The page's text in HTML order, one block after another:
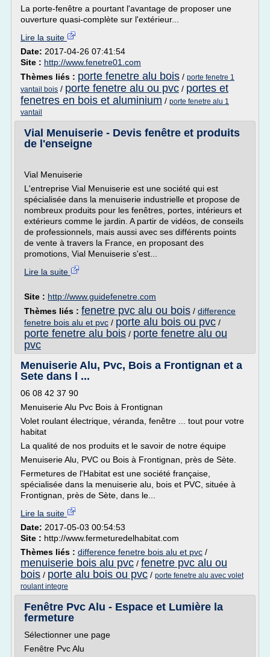
La porte-fenêtre a pourtant l'avantage de proposer une
ouverture quasi-complète sur l'extérieur...
Lire la suite
Date: 2017-04-26 07:41:54
Site : http://www.fenetre01.com
Thèmes liés : porte fenetre alu bois / porte fenetre 1
vantail bois / porte fenetre alu ou pvc / portes et
fenetres en bois et aluminium / porte fenetre alu 1
vantail
Vial Menuiserie - Devis fenêtre et produits
de l'enseigne
Vial Menuiserie
L'entreprise Vial Menuiserie est une société qui est
spécialisée dans la menuiserie industrielle et propose de
nombreux produits pour les fenêtres, portes, intérieurs et
extérieurs comme le jardin. A partir de vidéos, de conseils
de professionnels, mais aussi avec ses différents points
de vente à travers la France, en proposant des
promotions, Vial Menuiserie s'est...
Lire la suite
Site : http://www.guidefenetre.com
Thèmes liés : fenetre pvc alu ou bois / difference
fenetre bois alu et pvc / porte alu bois ou pvc /
porte fenetre alu bois / porte fenetre alu ou
pvc
Menuiserie Alu, Pvc, Bois a Frontignan et a
Sete dans l ...
06 08 42 37 90
Menuiserie Alu Pvc Bois à Frontignan
Volet roulant électrique, véranda, fenêtre ... tout pour votre
habitat
La qualité de nos produits et le savoir de notre équipe
Menuiserie Alu, PVC ou Bois à Frontignan, près de Sète.
Fermetures de l'Habitat est une société française,
spécialisée dans la menuiserie alu, bois et PVC, située à
Frontignan, près de Sète, dans le...
Lire la suite
Date: 2017-05-03 00:54:53
Site : http://www.fermeturedelhabitat.com
Thèmes liés : difference fenetre bois alu et pvc /
menuiserie bois alu pvc / fenetre pvc alu ou
bois / porte alu bois ou pvc / porte fenetre alu avec volet
roulant integre
Fenêtre Pvc Alu - Espace et Lumière la
fermeture
Sélectionner une page
Fenêtre Pvc Alu